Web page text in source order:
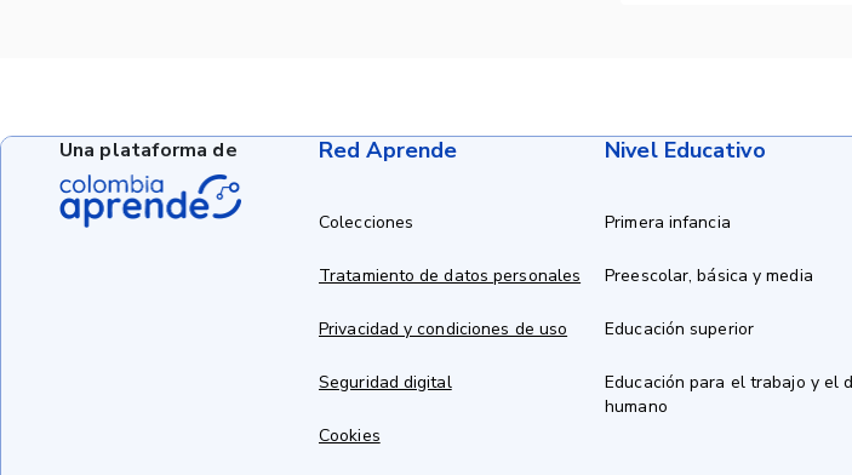
Red Aprende
Colecciones
Tratamiento de datos personales
Privacidad y condiciones de uso
Seguridad digital
Cookies
Nivel Educativo
Primera infancia
Preescolar, básica y media
Educación superior
Educación para el trabajo y el
humano
Una plataforma de